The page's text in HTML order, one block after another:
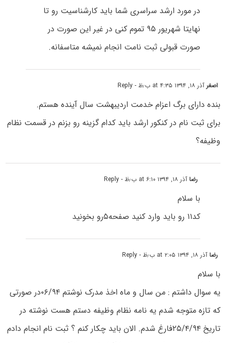
در مورد ارشد سراسری شما باید کارشناسیت رو تا
نهایتا شهریور ۹۵ تموم کنی در غیر این صورت در
صورت قبولی ثبت نامت انجام نمیشه متاسفانه.
اصغرآذر ۱۸, ۱۳۹۴ at ۴:۳۵ ب٫ظ - Reply
بنده دارای برگ اعزام خدمت اردیبهشت سال آینده هستم.
برای ثبت نام در کنکور ارشد باید کدام گزینه رو بزنم در قسمت نظام
وظیفه؟
رضاآذر ۱۸, ۱۳۹۴ at ۶:۱۰ ب٫ظ - Reply
با سلام
کد۱۱ رو باید وارد کنید صفحه۵رو بخونید
رضاآذر ۱۸, ۱۳۹۴ at ۲:۰۵ ب٫ظ - Reply
با سلام
یه سوال داشتم : من سال و ماه اخذ مدرک نوشتم ۰۶/۹۴در صورتی
که تازه متوجه شدم یه نامه نظام وظیفه دستم هست نوشته در
تاریخ ۲۵/۴/۹۴فارغ شدم. الان باید چکار کنم ؟ ثبت نام انجام دادم